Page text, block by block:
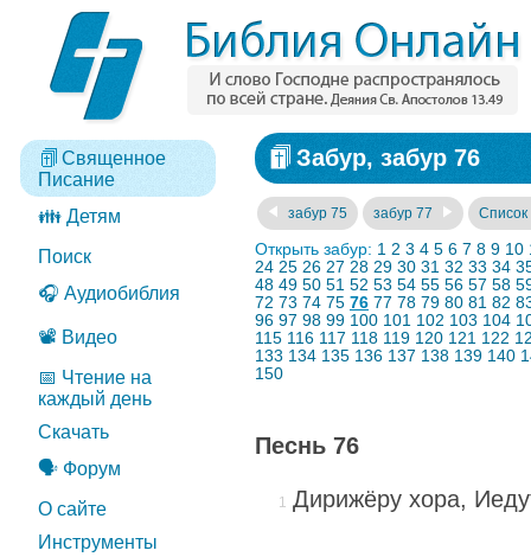
Священное
Писание
👪 Детям
Поиск
🎧 Аудиобиблия
📽️ Видео
📅 Чтение на
каждый день
Скачать
🗣️ Форум
О сайте
Инструменты
Забур, забур 76
забур 75 забур 77 Список
Открыть забур: 1 2 3 4 5 6 7 8 9 10
24 25 26 27 28 29 30 31 32 33 34
48 49 50 51 52 53 54 55 56 57 58
72 73 74 75 76 77 78 79 80 81 82
96 97 98 99 100 101 102 103 104
115 116 117 118 119 120 121 122
133 134 135 136 137 138 139 140
150
Песнь 76
Дирижёру хора,